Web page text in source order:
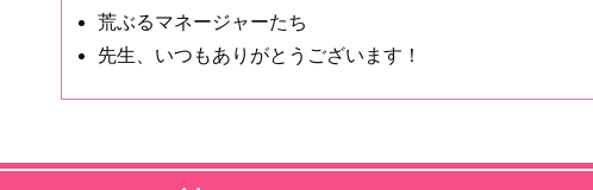
荒ぶるマネージャーたち
先生、いつもありがとうございます！